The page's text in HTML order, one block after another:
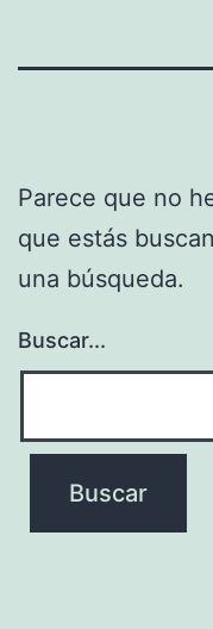
Parece que no
que estás
una búsqueda.
Buscar...